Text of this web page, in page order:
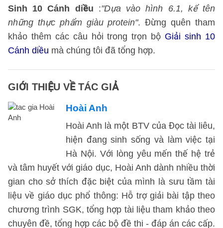
Sinh 10 Cánh diều :"Dựa vào hình 6.1, kể tên
những thực phẩm giàu protein". Đừng quên tham
khảo thêm các câu hỏi trong trọn bộ Giải sinh 10
Cánh diều mà chúng tôi đã tổng hợp.
GIỚI THIỆU VỀ TÁC GIẢ
Hoài Anh
Hoài Anh là một BTV của Đọc tài liêu,
hiện đang sinh sống và làm việc tại
Hà Nội. Với lòng yêu mến thế hệ trẻ
và tâm huyết với giáo dục, Hoài Anh dành nhiều thời
gian cho sở thích đặc biệt của mình là sưu tầm tài
liệu về giáo dục phổ thông: Hỗ trợ giải bài tập theo
chương trình SGK, tổng hợp tài liệu tham khảo theo
chuyên đề, tổng hợp các bộ đề thi - đáp án các cấp.